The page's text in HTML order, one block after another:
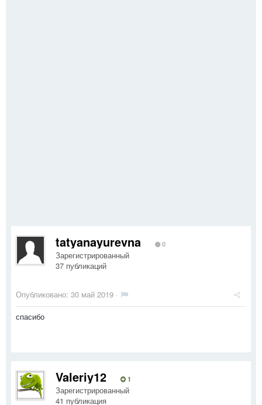
tatyanayurevna 0
Зарегистрированный
37 публикаций
Опубликовано: 30 май 2019 ·
спасибо
Valeriy12 1
Зарегистрированный
41 публикация